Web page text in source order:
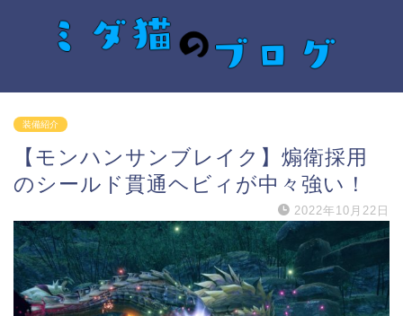
装備紹介
【モンハンサンブレイク】煽衛採用
のシールド貫通ヘビィが中々強い！
2022年10月22日